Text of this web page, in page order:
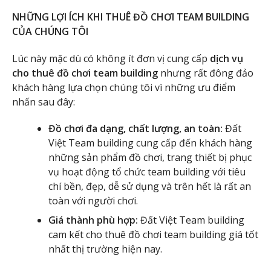
NHỮNG LỢI ÍCH KHI THUÊ ĐỒ CHƠI TEAM BUILDING
CỦA CHÚNG TÔI
Lúc này mặc dù có không ít đơn vị cung cấp dịch vụ
cho thuê đồ chơi team building nhưng rất đông đảo
khách hàng lựa chọn chúng tôi vì những ưu điểm
nhấn sau đây:
Đồ chơi đa dạng, chất lượng, an toàn: Đất
Việt Team building cung cấp đến khách hàng
những sản phẩm đồ chơi, trang thiết bị phục
vụ hoạt động tổ chức team building với tiêu
chí bền, đẹp, dễ sử dụng và trên hết là rất an
toàn với người chơi.
Giá thành phù hợp: Đất Việt Team building
cam kết cho thuê đồ chơi team building giá tốt
nhất thị trường hiện nay.